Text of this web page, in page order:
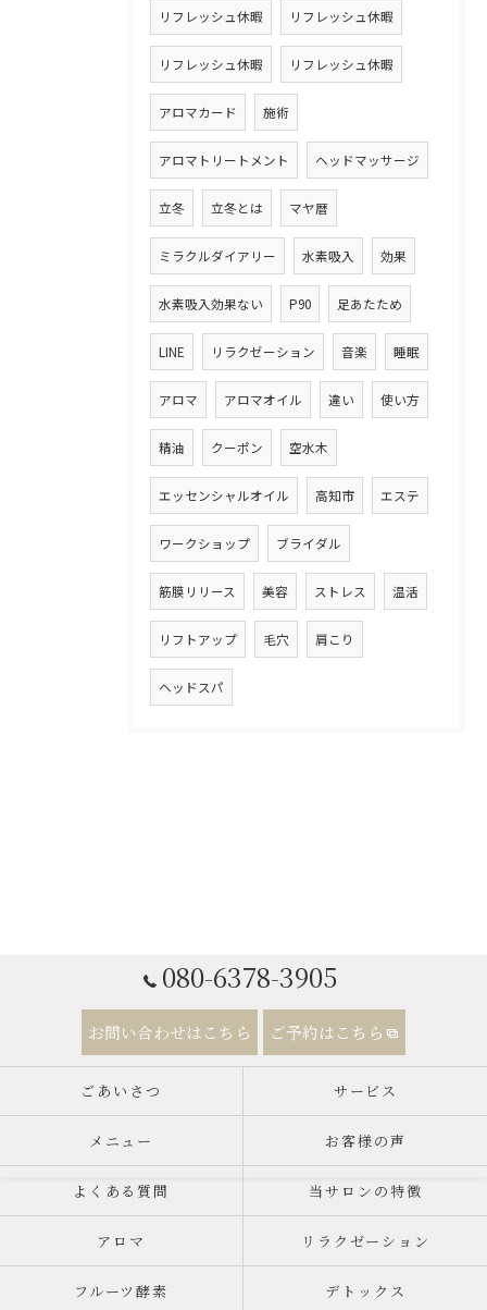
リフレッシュ休暇 リフレッシュ休暇
リフレッシュ休暇 リフレッシュ休暇
アロマカード 施術
アロマトリートメント ヘッドマッサージ
立冬 立冬とは マヤ暦
ミラクルダイアリー 水素吸入 効果
水素吸入効果ない P90 足あたため
LINE リラクゼーション 音楽 睡眠
アロマ アロマオイル 違い 使い方
精油 クーポン 空水木
エッセンシャルオイル 高知市 エステ
ワークショップ ブライダル
筋膜リリース 美容 ストレス 温活
リフトアップ 毛穴 肩こり
ヘッドスパ
080-6378-3905
お問い合わせはこちら ご予約はこちら
ごあいさつ サービス
メニュー お客様の声
よくある質問 当サロンの特徴
アロマ リラクゼーション
フルーツ酵素 デトックス